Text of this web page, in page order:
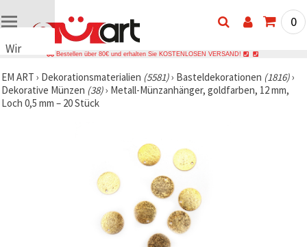
Wir
Cookies
🍪 Wir
verwenden
0
Bestellen über 80€ und erhalten Sie KOSTENLOSEN VERSAND!
EM ART › Dekorationsmaterialien (5581)› Basteldekorationen (1816)›
Dekorative Münzen (38)› Metall-Münzanhänger, goldfarben, 12 mm,
Loch 0,5 mm – 20 Stück